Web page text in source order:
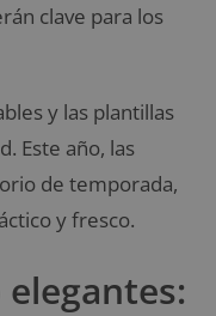
clave para los
y las plantillas
Este año, las
de temporada,
y fresco.